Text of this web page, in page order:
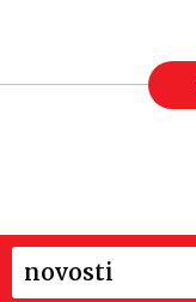
novosti